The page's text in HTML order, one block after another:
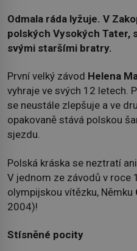
Odmala ráda lyžuje. V
polských Vysokých Tater,
svými staršími bratry.
První velký závod Helena
vyhraje ve svých 12 letech.
se neustále zlepšuje a ve
opakovaně stává polskou
sjezdu.
Polská kráska se neztratí
V jednom ze závodů v roce
olympijskou vítězku, Němku
2004)!
Stísněné pocity